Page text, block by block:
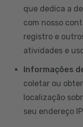
que dedica a
com nosso
registro e
atividades e
Informações
coletar ou
localização
seu endereço